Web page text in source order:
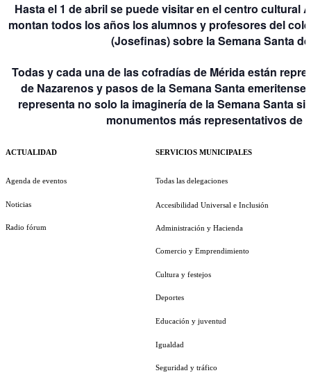
Hasta el 1 de abril se puede visitar en el centro cultural
montan todos los años los alumnos y profesores del
(Josefinas) sobre la Semana Santa
Todas y cada una de las cofradías de Mérida están
de Nazarenos y pasos de la Semana Santa
representa no solo la imaginería de la Semana Santa
monumentos más representativos de
ACTUALIDAD
Agenda de eventos
Noticias
Radio fórum
SERVICIOS MUNICIPALES
Todas las delegaciones
Accesibilidad Universal e Inclusión
Administración y Hacienda
Comercio y Emprendimiento
Cultura y festejos
Deportes
Educación y juventud
Igualdad
Seguridad y tráfico